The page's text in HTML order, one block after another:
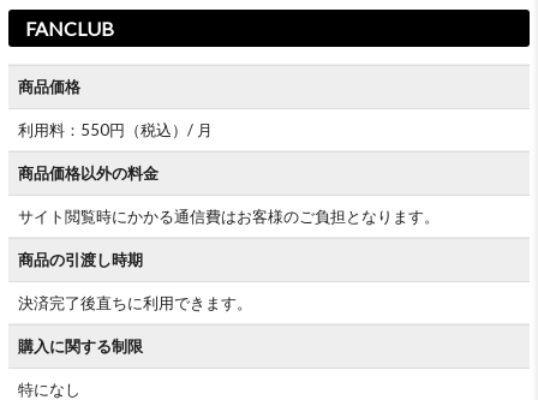
FANCLUB
商品価格
利用料：550円（税込）/ 月
商品価格以外の料金
サイト閲覧時にかかる通信費はお客様のご負担となります。
商品の引渡し時期
決済完了後直ちに利用できます。
購入に関する制限
特になし